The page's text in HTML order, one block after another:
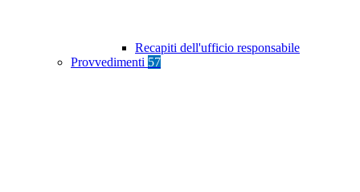
Recapiti dell'ufficio responsabile
Provvedimenti 57